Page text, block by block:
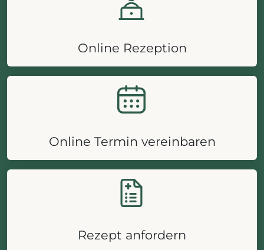
Online Rezeption
Online Termin vereinbaren
Rezept anfordern